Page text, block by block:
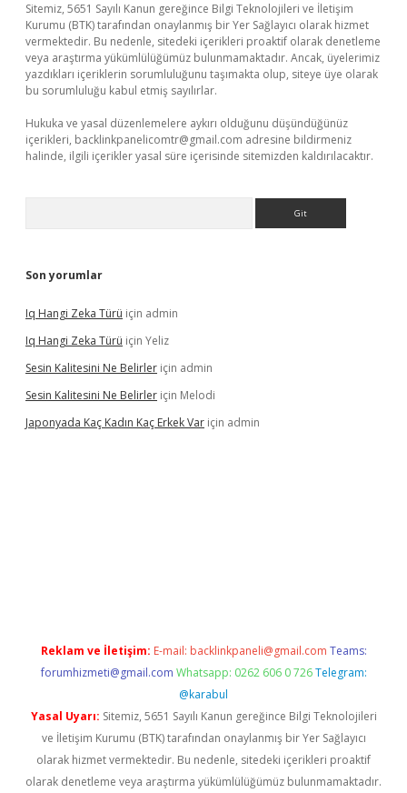
Sitemiz, 5651 Sayılı Kanun gereğince Bilgi Teknolojileri ve İletişim
Kurumu (BTK) tarafından onaylanmış bir Yer Sağlayıcı olarak hizmet
vermektedir. Bu nedenle, sitedeki içerikleri proaktif olarak denetleme
veya araştırma yükümlülüğümüz bulunmamaktadır. Ancak, üyelerimiz
yazdıkları içeriklerin sorumluluğunu taşımakta olup, siteye üye olarak
bu sorumluluğu kabul etmiş sayılırlar.
Hukuka ve yasal düzenlemelere aykırı olduğunu düşündüğünüz
içerikleri, backlinkpanelicomtr@gmail.com adresine bildirmeniz
halinde, ilgili içerikler yasal süre içerisinde sitemizden kaldırılacaktır.
Son yorumlar
Iq Hangi Zeka Türü için admin
Iq Hangi Zeka Türü için Yeliz
Sesin Kalitesini Ne Belirler için admin
Sesin Kalitesini Ne Belirler için Melodi
Japonyada Kaç Kadın Kaç Erkek Var için admin
Reklam ve İletişim: E-mail: backlinkpaneli@gmail.com Teams:
forumhizmeti@gmail.com Whatsapp: 0262 606 0 726 Telegram:
@karabul
Yasal Uyarı: Sitemiz, 5651 Sayılı Kanun gereğince Bilgi Teknolojileri
ve İletişim Kurumu (BTK) tarafından onaylanmış bir Yer Sağlayıcı
olarak hizmet vermektedir. Bu nedenle, sitedeki içerikleri proaktif
olarak denetleme veya araştırma yükümlülüğümüz bulunmamaktadır.